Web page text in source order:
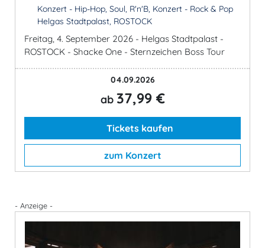
Konzert - Hip-Hop, Soul, R'n'B, Konzert - Rock & Pop
Helgas Stadtpalast, ROSTOCK
Freitag, 4. September 2026 - Helgas Stadtpalast -
ROSTOCK - Shacke One - Sternzeichen Boss Tour
04.09.2026
ab 37,99 €
Tickets kaufen
zum Konzert
- Anzeige -